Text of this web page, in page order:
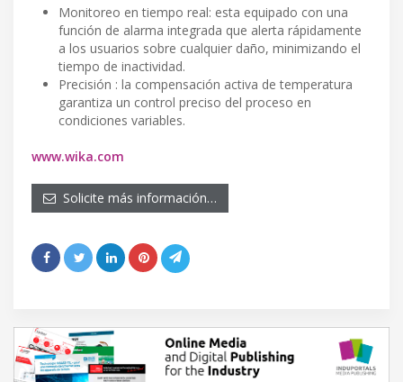
Monitoreo en tiempo real: esta equipado con una
función de alarma integrada que alerta rápidamente
a los usuarios sobre cualquier daño, minimizando el
tiempo de inactividad.
Precisión : la compensación activa de temperatura
garantiza un control preciso del proceso en
condiciones variables.
www.wika.com
Solicite más información…